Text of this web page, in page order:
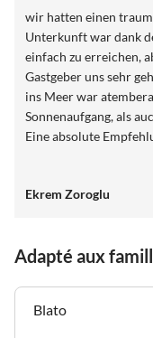
wir hatten einen
Unterkunft war dank
einfach zu erreichen,
Gastgeber uns sehr
ins Meer war
Sonnenaufgang, als
Eine absolute
Ekrem Zoroglu
Adapté aux
Blato